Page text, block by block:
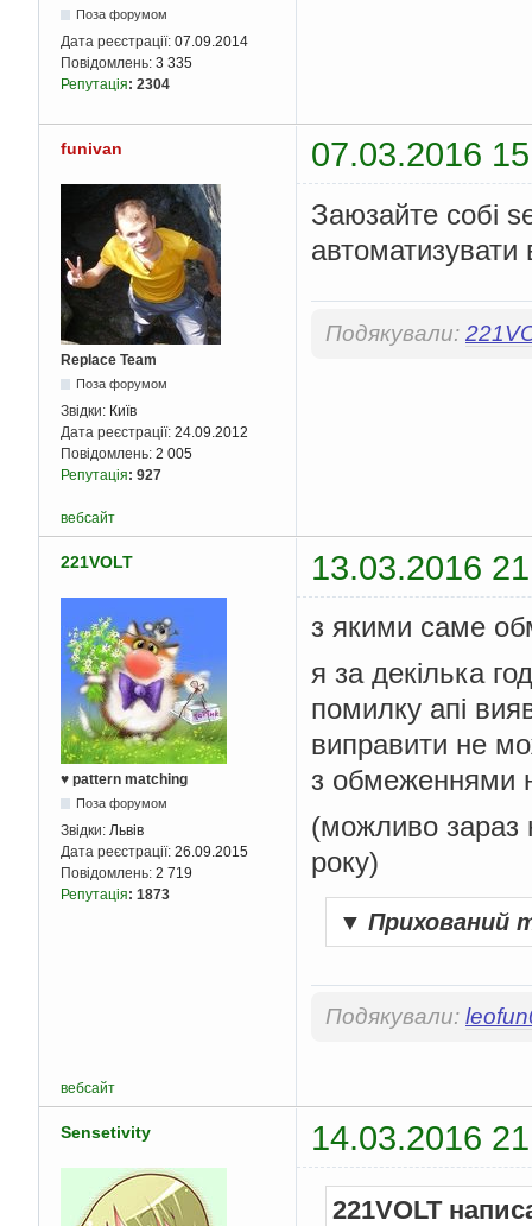
Поза форумом
Дата реєстрації: 07.09.2014
Повідомлень: 3 335
Репутація: 2304
funivan 07.03.2016
Replace Team
Поза форумом
Звідки: Київ
Дата реєстрації: 24.09.2012
Повідомлень: 2 005
Репутація: 927
Заюзайте собі
Подякували:
вебсайт
221VOLT 13.03.2016
♥ pattern matching
Поза форумом
Звідки: Львів
Дата реєстрації: 26.09.2015
Повідомлень: 2 719
Репутація: 1873
з якими саме
я за декілька
помилку апі
виправити не
з обмеженнями
(можливо зараз
року)
▼ Прихований
Подякували:
вебсайт
Sensetivity 14.03.2016
221VOLT